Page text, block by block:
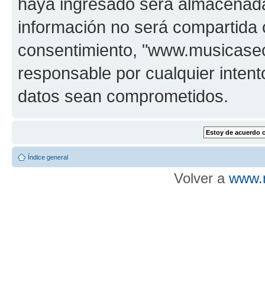
información no será
consentimiento,
responsable por cualquier
datos sean comprometidos.
Índice general
Volver a